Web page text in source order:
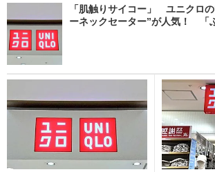
「肌触りサイコー」 ユニクロ
ーネックセーター”が人気！ 「